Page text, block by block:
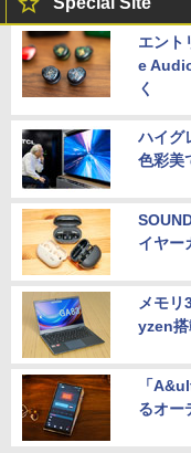
エント
e
く
ハイグ
色彩美
イヤー
メモ
yzen
「
るオー